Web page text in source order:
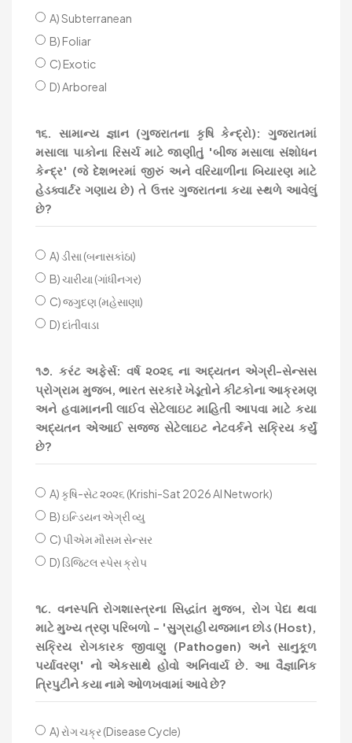
A) Subterranean
B) Foliar
C) Exotic
D) Arboreal
૧૬. સામાન્ય જ્ઞાન (ગુજરાતના કૃષિ કેન્દ્રો): ગુજરાતમાં
મસાલા પાકોના રિસર્ચ માટે જાણીતું 'બીજ મસાલા સંશોધન
કેન્દ્ર' (જે દેશભરમાં જીરું અને વરિયાળીના બિયારણ માટે
હેડક્વાર્ટર ગણાય છે) તે ઉત્તર ગુજરાતના કયા સ્થળે આવેલું
છે?
A) ડીસા (બનાસકાંઠા)
B) ચારીયા (ગાંધીનગર)
C) જગુદણ (મહેસાણા)
D) દાંતીવાડા
૧૭. કરંટ અફેર્સ: વર્ષ ૨૦૨૬ ના અદ્યતન એગ્રી-સેન્સસ
પ્રોગ્રામ મુજબ, ભારત સરકારે ખેડૂતોને કીટકોના આક્રમણ
અને હવામાનની લાઈવ સેટેલાઇટ માહિતી આપવા માટે કયા
અદ્યતન એઆઈ સજ્જ સેટેલાઇટ નેટવર્કને સક્રિય કર્યું
છે?
A) કૃષિ-સેટ ૨૦૨૬ (Krishi-Sat 2026 AI Network)
B) ઇન્ડિયન એગ્રી વ્યુ
C) પીએમ મૌસમ સેન્સર
D) ડિજિટલ સ્પેસ ક્રોપ
૧૮. વનસ્પતિ રોગશાસ્ત્રના સિદ્ધાંત મુજબ, રોગ પેદા થવા
માટે મુખ્ય ત્રણ પરિબળો - 'સુગ્રાહી યજમાન છોડ (Host),
સક્રિય રોગકારક જીવાણુ (Pathogen) અને સાનુકૂળ
પર્યાવરણ' નો એકસાથે હોવો અનિવાર્ય છે. આ વૈજ્ઞાનિક
ત્રિપુટીને કયા નામે ઓળખવામાં આવે છે?
A) રોગ ચક્ર (Disease Cycle)